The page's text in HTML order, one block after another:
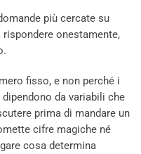
più cercate su
onestamente,
fisso, e non perché i
da variabili che
prima di mandare un
cifre magiche né
cosa determina